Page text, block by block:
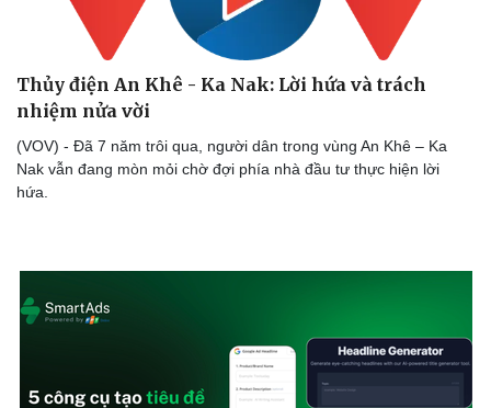
Thủy điện An Khê - Ka Nak: Lời hứa và trách
nhiệm nửa vời
(VOV) - Đã 7 năm trôi qua, người dân trong vùng An Khê – Ka
Nak vẫn đang mòn mỏi chờ đợi phía nhà đầu tư thực hiện lời
hứa.